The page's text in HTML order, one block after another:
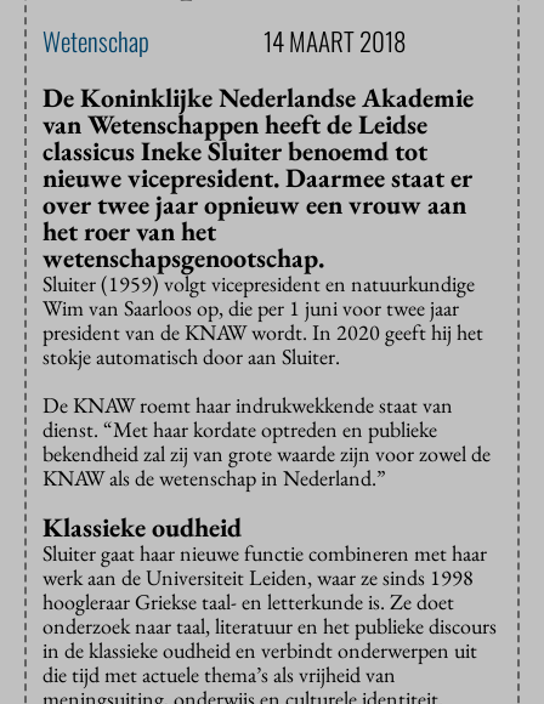
Wetenschap 14 MAART 2018
De Koninklijke Nederlandse Akademie
van Wetenschappen heeft de Leidse
classicus Ineke Sluiter benoemd tot
nieuwe vicepresident. Daarmee staat er
over twee jaar opnieuw een vrouw aan
het roer van het
wetenschapsgenootschap.
Sluiter (1959) volgt vicepresident en natuurkundige
Wim van Saarloos op, die per 1 juni voor twee jaar
president van de KNAW wordt. In 2020 geeft hij het
stokje automatisch door aan Sluiter.
De KNAW roemt haar indrukwekkende staat van
dienst. “Met haar kordate optreden en publieke
bekendheid zal zij van grote waarde zijn voor zowel de
KNAW als de wetenschap in Nederland.”
Klassieke oudheid
Sluiter gaat haar nieuwe functie combineren met haar
werk aan de Universiteit Leiden, waar ze sinds 1998
hoogleraar Griekse taal- en letterkunde is. Ze doet
onderzoek naar taal, literatuur en het publieke discours
in de klassieke oudheid en verbindt onderwerpen uit
die tijd met actuele thema’s als vrijheid van